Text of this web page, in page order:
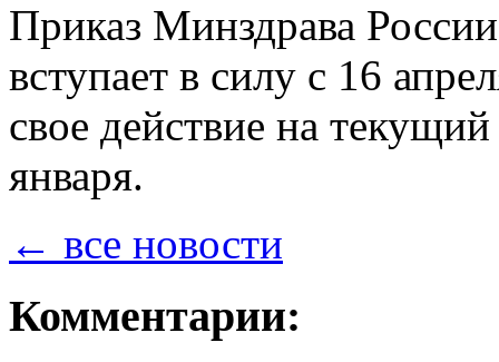
Приказ Минздрава
вступает в силу с 16
свое действие на
января.
← все новости
Комментарии: